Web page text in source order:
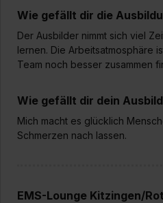
Wie gefällt dir die
Der Ausbilder nimmt sich viel
lernen. Die Arbeitsatmosphäre
Team noch besser zusammen
Wie gefällt dir dein
Mich macht es glücklich
Schmerzen nach lassen.
EMS-Lounge Kitzingen/